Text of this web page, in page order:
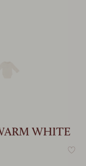
WHITE